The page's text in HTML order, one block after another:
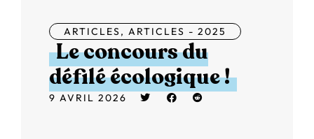
ARTICLES, ARTICLES - 2025
Le concours du
défilé écologique !
9 AVRIL 2026